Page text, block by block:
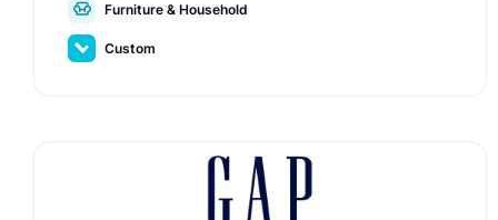
Furniture & Household
Custom